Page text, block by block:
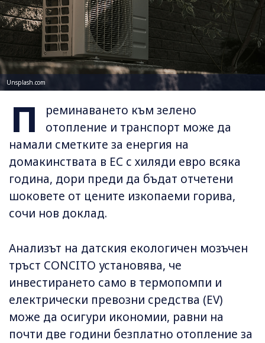
Unsplash.com
П
реминаването към зелено
отопление и транспорт може да
намали сметките за енергия на
домакинствата в ЕС с хиляди евро всяка
година, дори преди да бъдат отчетени
шоковете от цените изкопаеми горива,
сочи нов доклад.
Анализът на датския екологичен мозъчен
тръст CONCITO установява, че
инвестирането само в термопомпи и
електрически превозни средства (EV)
може да осигури икономии, равни на
почти две години безплатно отопление за